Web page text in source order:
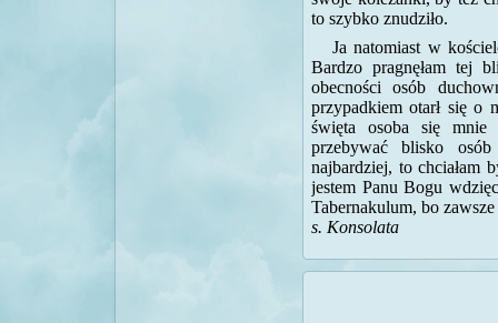
to szybko znudziło.
Ja natomiast w
Bardzo pragnęłam tej
obecności osób
przypadkiem otarł się o
święta osoba się mnie
przebywać blisko
najbardziej, to chciałam
jestem Panu Bogu
Tabernakulum, bo
s. Konsolata